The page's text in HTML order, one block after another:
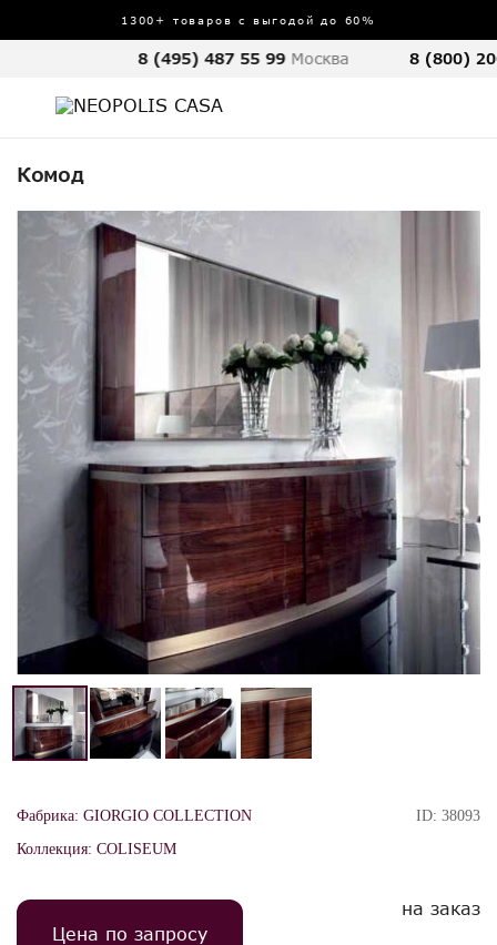
1300+ товаров с выгодой до 60%
8 (495) 487 55 99 Москва 8 (800)
Комод
Фабрика: GIORGIO COLLECTION
Коллекция: COLISEUM
ID: 38093
Цена по запросу
на заказ